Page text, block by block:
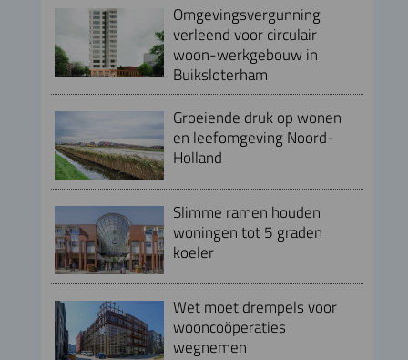
Omgevingsvergunning
verleend voor circulair
woon-werkgebouw in
Buiksloterham
Groeiende druk op wonen
en leefomgeving Noord-
Holland
Slimme ramen houden
woningen tot 5 graden
koeler
Wet moet drempels voor
wooncoöperaties
wegnemen